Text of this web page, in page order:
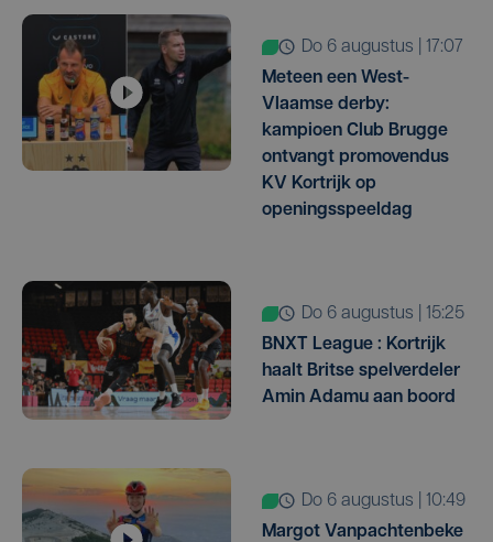
do 6 augustus | 17:07
Meteen een West-
Vlaamse derby:
kampioen Club Brugge
ontvangt promovendus
KV Kortrijk op
openingsspeeldag
do 6 augustus | 15:25
BNXT League : Kortrijk
haalt Britse spelverdeler
Amin Adamu aan boord
do 6 augustus | 10:49
Margot Vanpachtenbeke